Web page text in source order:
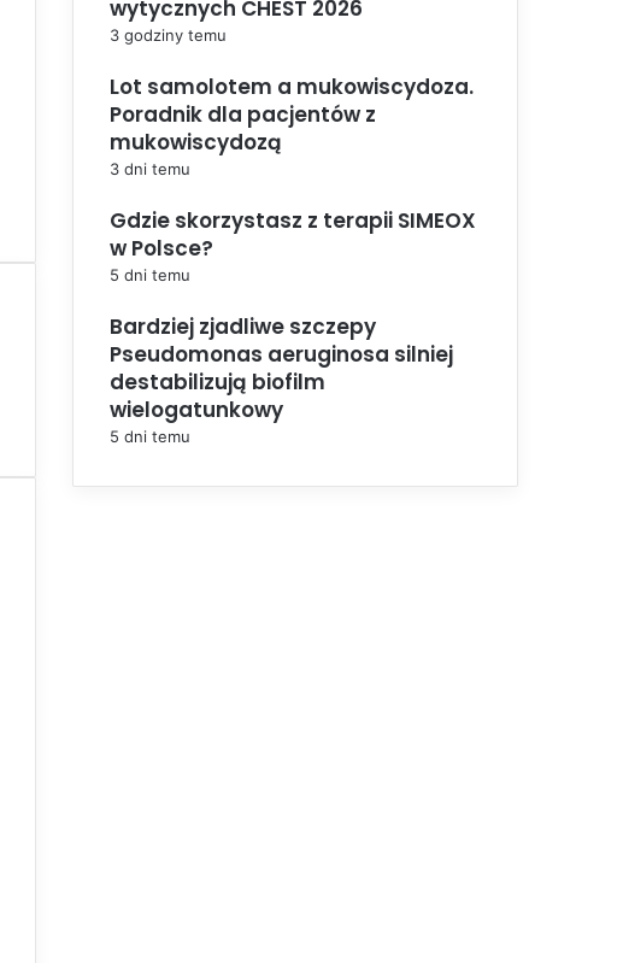
wytycznych CHEST 2026
3 godziny temu
Lot samolotem a mukowiscydoza.
Poradnik dla pacjentów z
mukowiscydozą
3 dni temu
Gdzie skorzystasz z terapii SIMEOX
w Polsce?
5 dni temu
Bardziej zjadliwe szczepy
Pseudomonas aeruginosa silniej
destabilizują biofilm
wielogatunkowy
5 dni temu